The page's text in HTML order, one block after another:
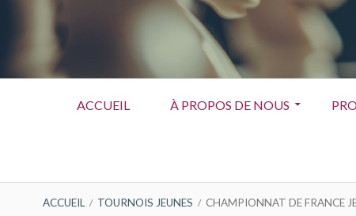
ACCUEIL À PROPOS DE NOUS
FIL
ACCUEIL TOURNOIS JEUNES CHAMPIONNAT DE FRANCE